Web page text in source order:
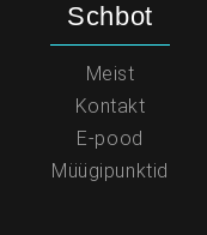
Schbot
Meist
Kontakt
E-pood
Müügipunktid